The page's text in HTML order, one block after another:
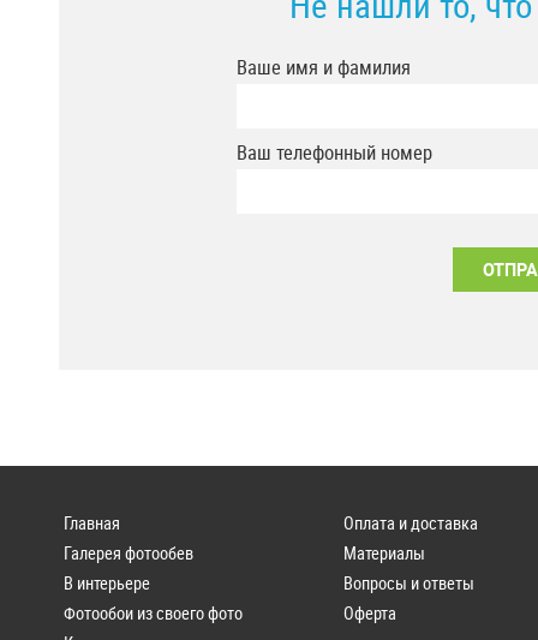
Ваше имя и фамилия
Ваш телефонный номер
Главная
Галерея фотообев
В интерьере
Фотообои из своего фото
Оплата и доставка
Материалы
Вопросы и ответы
Оферта